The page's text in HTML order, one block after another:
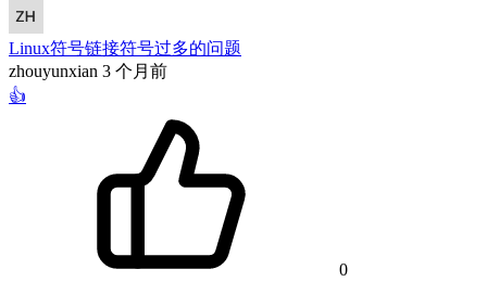
Linux符号链接符号过多的问题
zhouyunxian 3 个月前
👍
0